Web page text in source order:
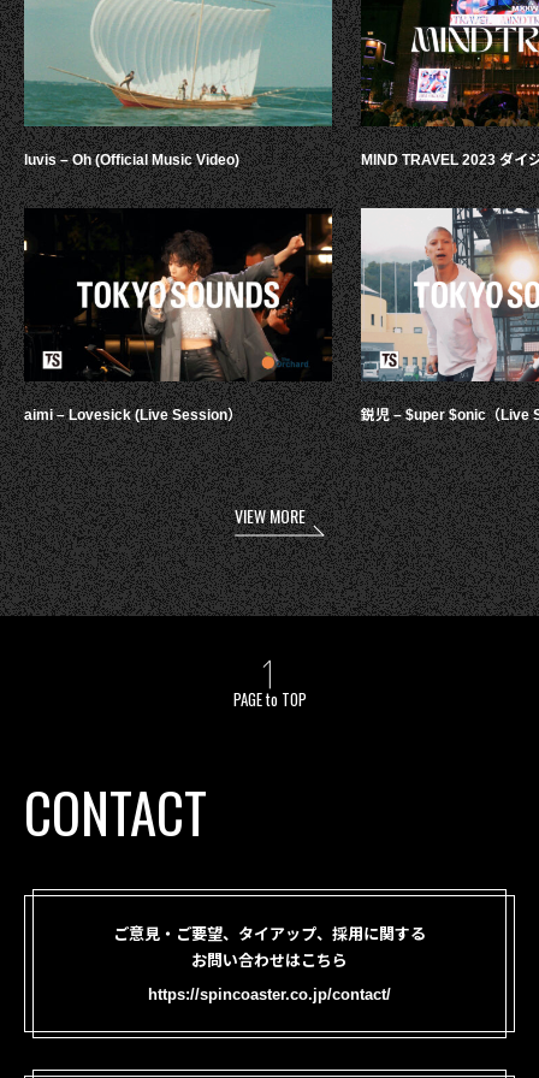
luvis – Oh (Official Music Video)
aimi – Lovesick (Live Session）
MIND TRAVEL 2023 ダイ
鋭児 – $uper $onic（Live
VIEW MORE
PAGE to TOP
CONTACT
ご意見・ご要望、タイアップ、採用に関する
お問い合わせはこちら
https://spincoaster.co.jp/contact/